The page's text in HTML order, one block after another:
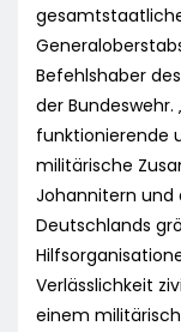
Befehlshaber
der Bundeswehr.
funktionierende
militärische
Johannitern und
Deutschlands
Verlässlichkeit
einem